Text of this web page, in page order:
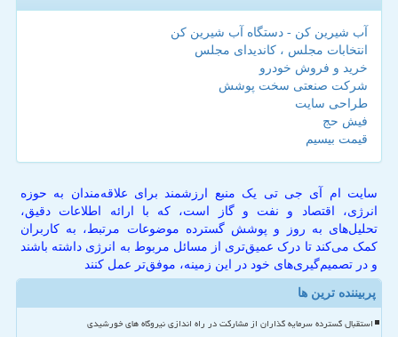
آب شیرین کن - دستگاه آب شیرین کن
انتخابات مجلس ، کاندیدای مجلس
خرید و فروش خودرو
شرکت صنعتی سخت پوشش
طراحی سایت
فیش حج
قیمت بیسیم
سایت ام آی جی تی یک منبع ارزشمند برای علاقه‌مندان به حوزه
انرژی، اقتصاد و نفت و گاز است، که با ارائه اطلاعات دقیق،
تحلیل‌های به روز و پوشش گسترده موضوعات مرتبط، به کاربران
کمک می‌کند تا درک عمیق‌تری از مسائل مربوط به انرژی داشته باشند
و در تصمیم‌گیری‌های خود در این زمینه، موفق‌تر عمل کنند
پربیننده ترین ها
استقبال گسترده سرمایه گذاران از مشارکت در راه اندازی نیروگاه های خورشیدی